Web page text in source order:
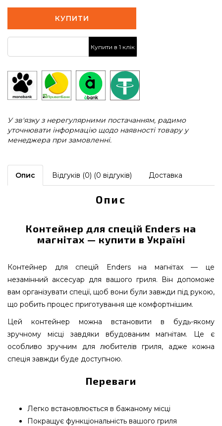
КУПИТИ
Купити в 1 клік
У зв'язку з нерегулярними постачанням, радимо
уточнювати інформацію щодо наявності товару у
менеджера при замовленні.
Опис Відгуків (0) (0 відгуків) Доставка
Опис
Контейнер для спецій Enders на
магнітах — купити в Україні
Контейнер для спецій Enders на магнітах — це
незамінний аксесуар для вашого гриля. Він допоможе
вам організувати спеції, щоб вони були завжди під рукою,
що робить процес приготування ще комфортнішим.
Цей контейнер можна встановити в будь-якому
зручному місці завдяки вбудованим магнітам. Це є
особливо зручним для любителів гриля, адже кожна
спеція завжди буде доступною.
Переваги
Легко встановлюється в бажаному місці
Покращує функціональність вашого гриля